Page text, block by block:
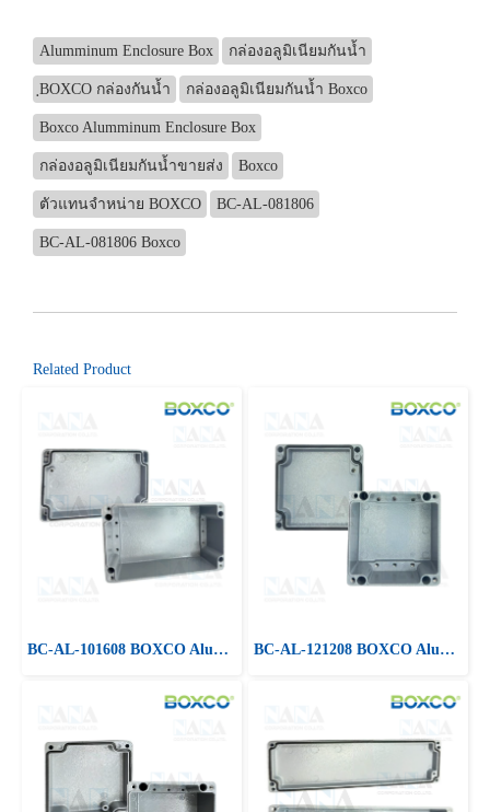
Alumminum Enclosure Box กล่องอลูมิเนียมกันน้ำ
ฺBOXCO กล่องกันน้ำ กล่องอลูมิเนียมกันน้ำ Boxco
Boxco Alumminum Enclosure Box
กล่องอลูมิเนียมกันน้ำขายส่ง Boxco
ตัวแทนจำหน่าย BOXCO BC-AL-081806
BC-AL-081806 Boxco
Related Product
BC-AL-101608 BOXCO Alumminum Enclosure Box BC-AL-121208 BOXCO Alumminum Enclosure Box